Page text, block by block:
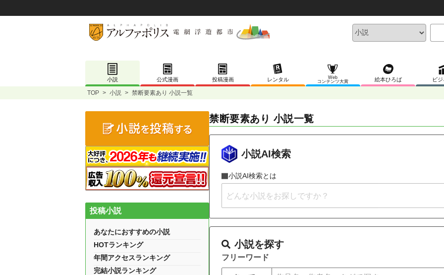
小説 公式漫画 投稿漫画 レンタル
Web
コンテンツ大賞
絵本ひろば ビ
TOP > 小説 > 禁断要素あり 小説一覧
禁断要素あり 小説一覧
小説AI検索
小説AI検索とは
小説を探す
フリーワード
投稿小説
あなたにおすすめの小説
HOTランキング
年間アクセスランキング
完結小説ランキング